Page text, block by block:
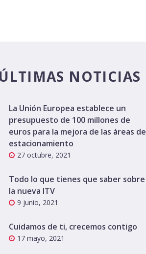
ÚLTIMAS NOTICIAS
La Unión Europea establece un
presupuesto de 100 millones de
euros para la mejora de las áreas de
estacionamiento
27 octubre, 2021
Todo lo que tienes que saber sobre
la nueva ITV
9 junio, 2021
Cuidamos de ti, crecemos contigo
17 mayo, 2021